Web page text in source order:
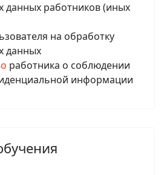
данных работников (иных
на обработку
данных
работника о соблюдении
информации